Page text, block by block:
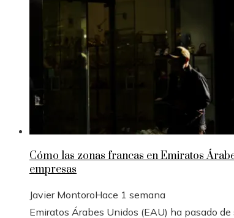
Cómo las zonas francas en Emiratos
empresas
Javier MontoroHace 1 semana
Emiratos Árabes Unidos (EAU) ha pasado